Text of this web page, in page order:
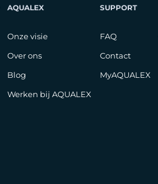
AQUALEX
Onze visie
Over ons
Blog
Werken bij AQUALEX
SUPPORT
FAQ
Contact
MyAQUALEX